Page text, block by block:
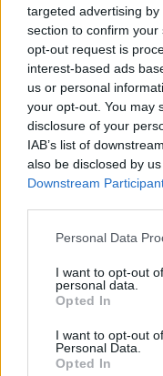
targeted advertising
section to confirm
opt-out request is
interest-based ads
us or personal
your opt-out. You may
disclosure of your
IAB’s list of
also be disclosed by
Downstream
Personal Data
I want to opt-out
personal data.
Opted In
I want to opt-out
Personal Data.
Opted In
Két órával később
kicsit elszállva,
jöttem haza. Nem
éreztem magam,
nem.
Hogy tehettem
kedvesség, ölelés
Még küldött nekem
azon az estén
akartam semmiféle
felvetődik a kérdés,
amilyenre a kedves
mond, számít.